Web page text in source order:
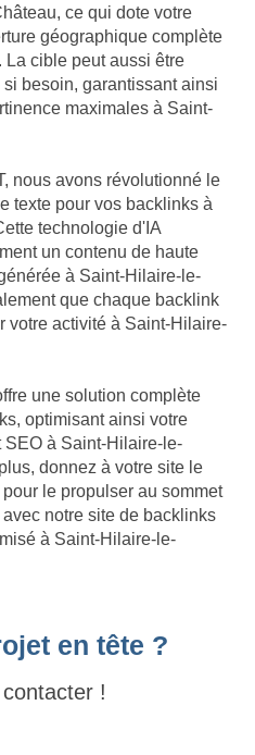
ce qui dote votre
géographique complète
cible peut aussi être
besoin, garantissant ainsi
maximales à Saint-
nous avons révolutionné le
texte pour vos backlinks à
technologie d'IA
un contenu de haute
à Saint-Hilaire-le-
que chaque backlink
votre activité à Saint-Hilaire-
une solution complète
optimisant ainsi votre
SEO à Saint-Hilaire-le-
donnez à votre site le
le propulser au sommet
notre site de backlinks
à Saint-Hilaire-le-
en tête ?
!